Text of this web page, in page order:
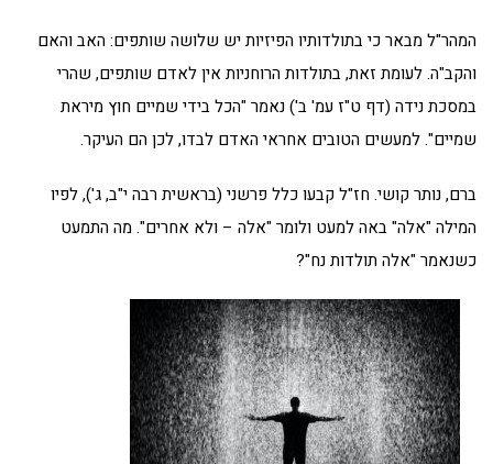
המהר"ל מבאר כי בתולדותיו הפיזיות יש שלושה שותפים: האב והאם
והקב"ה. לעומת זאת, בתולדות הרוחניות אין לאדם שותפים, שהרי
במסכת נידה (דף ט"ז עמ' ב') נאמר "הכל בידי שמיים חוץ מיראת
שמיים". למעשים הטובים אחראי האדם לבדו, לכן הם העיקר.
ברם, נותר קושי. חז"ל קבעו כלל פרשני (בראשית רבה י"ב, ג'), לפיו
המילה "אלה" באה למעט ולומר "אלה – ולא אחרים". מה התמעט
כשנאמר "אלה תולדות נח"?